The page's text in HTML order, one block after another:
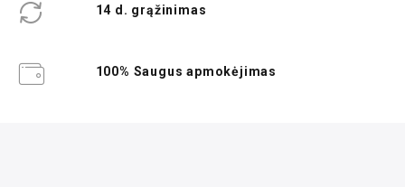
14 d. grąžinimas
100% Saugus apmokėjimas